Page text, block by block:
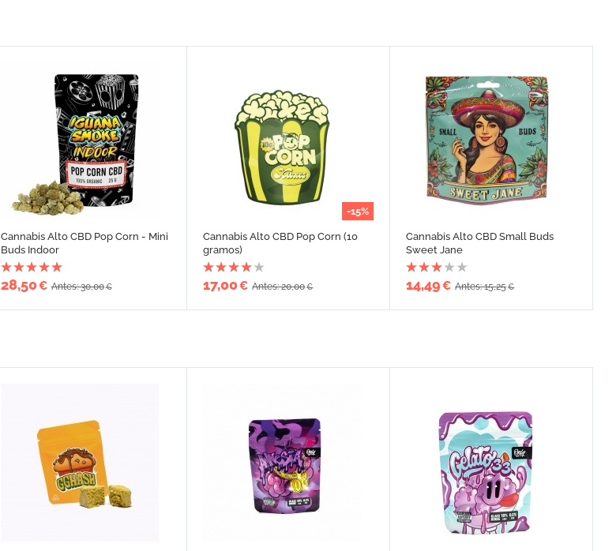
Cannabis Alto CBD Pop Corn - Mini
Buds Indoor
28,50€ Antes: 30,00€
-15%
Cannabis Alto CBD Pop Corn (10
gramos)
17,00€ Antes: 20,00€
Cannabis Alto CBD Small Buds
Sweet Jane
14,49€ Antes: 15,25€